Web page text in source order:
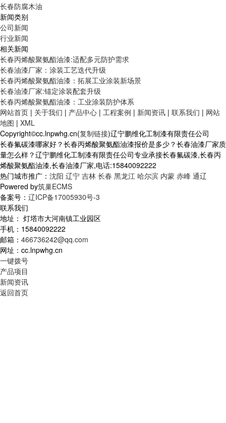
长春防腐木油
新闻类别
公司新闻
行业新闻
相关新闻
长春丙烯酸聚氨酯油漆:适配多元防护需求
长春油漆厂家：涂装工艺迭代升级
长春丙烯酸聚氨酯油漆：拓展工业涂装新场景
长春油漆厂家:锚定涂装配套升级
长春丙烯酸聚氨酯油漆：工业涂装防护体系
网站首页 | 关于我们 | 产品中心 | 工程案例 | 新闻资讯 | 联系我们 | 网站
地图 | XML
Copyright©cc.lnpwhg.cn(复制链接)辽宁鹏维化工制漆有限责任公司
长春氟碳漆哪家好？长春丙烯酸聚氨酯油漆报价是多少？长春油漆厂家质
量怎么样？辽宁鹏维化工制漆有限责任公司专业承接长春氟碳漆,长春丙
烯酸聚氨酯油漆,长春油漆厂家,电话:15840092222
热门城市推广： 沈阳 辽宁 吉林 长春 黑龙江 哈尔滨 内蒙 赤峰 通辽
Powered by筑巢ECMS
备案号： 辽ICP备17005930号-3
联系我们
地址： 灯塔市大河南镇工业园区
手机：15840092222
邮箱： 466736242@qq.com
网址：cc.lnpwhg.cn
一键拨号
产品项目
新闻资讯
返回首页